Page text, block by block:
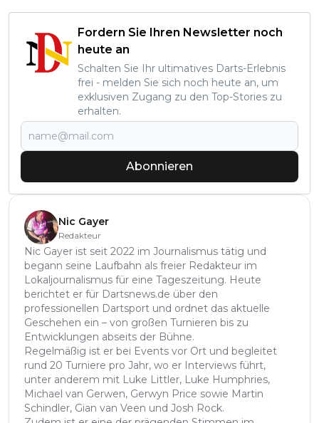
Fordern Sie Ihren Newsletter noch
heute an
Schalten Sie Ihr ultimatives Darts-Erlebnis
frei - melden Sie sich noch heute an, um
exklusiven Zugang zu den Top-Stories zu
erhalten.
Abonnieren
Nic Gayer
Redakteur
Nic Gayer ist seit 2022 im Journalismus tätig und
begann seine Laufbahn als freier Redakteur im
Lokaljournalismus für eine Tageszeitung. Heute
berichtet er für Dartsnews.de über den
professionellen Dartsport und ordnet das aktuelle
Geschehen ein – von großen Turnieren bis zu
Entwicklungen abseits der Bühne.
Regelmäßig ist er bei Events vor Ort und begleitet
rund 20 Turniere pro Jahr, wo er Interviews führt,
unter anderem mit Luke Littler, Luke Humphries,
Michael van Gerwen, Gerwyn Price sowie Martin
Schindler, Gian van Veen und Josh Rock.